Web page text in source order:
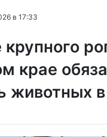
в 17:33
крае
животных